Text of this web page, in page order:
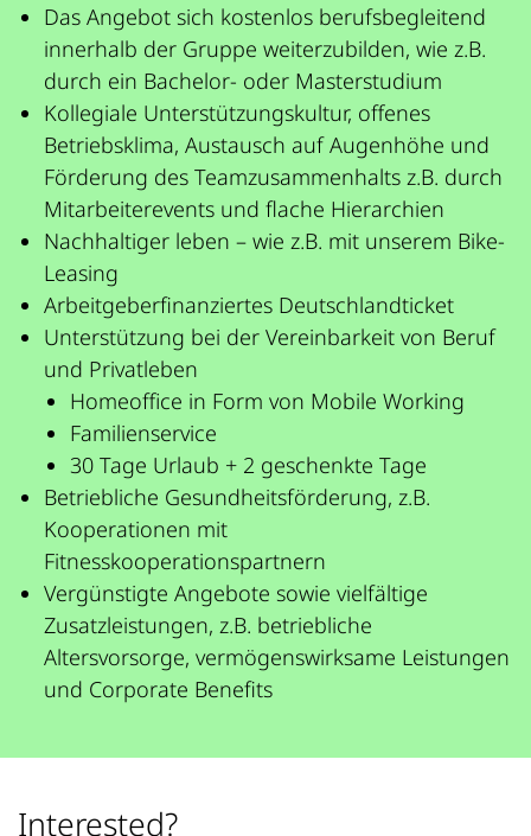
Das Angebot sich kostenlos berufsbegleitend
innerhalb der Gruppe weiterzubilden, wie z.B.
durch ein Bachelor- oder Masterstudium
Kollegiale Unterstützungskultur, offenes
Betriebsklima, Austausch auf Augenhöhe und
Förderung des Teamzusammenhalts z.B. durch
Mitarbeiterevents und flache Hierarchien
Nachhaltiger leben – wie z.B. mit unserem Bike-
Leasing
Arbeitgeberfinanziertes Deutschlandticket
Unterstützung bei der Vereinbarkeit von Beruf
und Privatleben
Homeoffice in Form von Mobile Working
Familienservice
30 Tage Urlaub + 2 geschenkte Tage
Betriebliche Gesundheitsförderung, z.B.
Kooperationen mit
Fitnesskooperationspartnern
Vergünstigte Angebote sowie vielfältige
Zusatzleistungen, z.B. betriebliche
Altersvorsorge, vermögenswirksame Leistungen
und Corporate Benefits
Interested?